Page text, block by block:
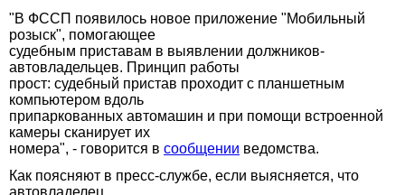
"В ФССП появилось новое приложение "Мобильный
розыск", помогающее
судебным приставам в выявлении должников-
автовладельцев. Принцип работы
прост: судебный пристав проходит с планшетным
компьютером вдоль
припаркованных автомашин и при помощи встроенной
камеры сканирует их
номера", - говорится в сообщении ведомства.
Как поясняют в пресс-службе, если выясняется, что
автовладелец